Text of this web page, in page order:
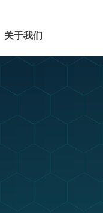
关于我们